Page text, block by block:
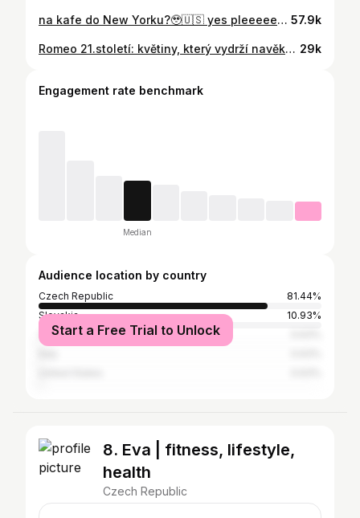
na kafe do New Yorku?🥹🇺🇸 yes pleeeeease! #newyork #usa 57.9k
Romeo 21.století: květiny, který vydrží navěky😎💐 Nezapomeňte na svoji polovičku na Valentýna.. i když říká, že tenhle svátek neřeší, tak řeší, tomu věřte😂 A nebojte, líbit se jí budou určitě kterýkoli květiny (teda hlavně ty z kolekce LEGO Botanicals!💕) #spoluprace 29k
Engagement rate benchmark
Median
Audience location by country
Czech Republic
81.44%
Slovakia
10.93%
Croatia
Start a Free Trial to Unlock
8. Eva | fitness, lifestyle,
health
Czech Republic